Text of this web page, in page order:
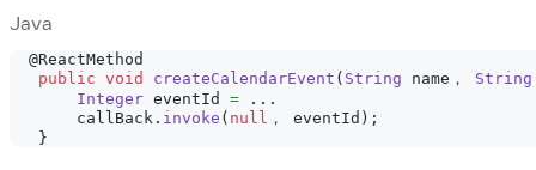
Java
@ReactMethod
public void createCalendarEvent ( String name， String
Integer eventId = . . .
       callBack
. invoke ( null ， eventId ) ;
}